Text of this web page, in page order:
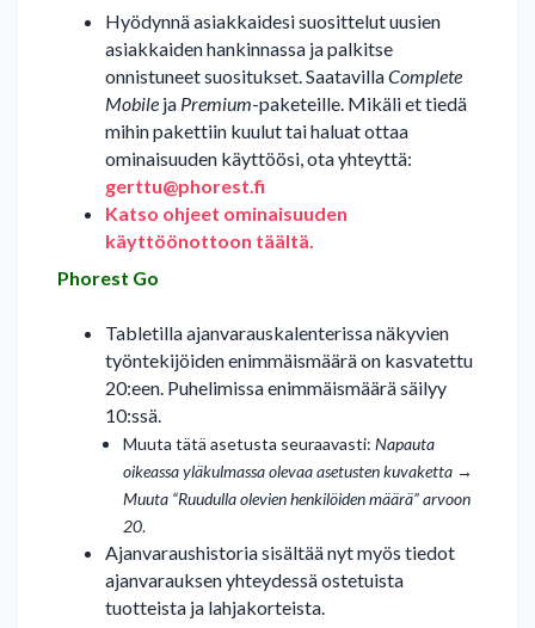
Hyödynnä asiakkaidesi suosittelut uusien
asiakkaiden hankinnassa ja palkitse
onnistuneet suositukset. SaatavillaComplete
Mobile ja Premium-paketeille. Mikäli et tiedä
mihin pakettiin kuulut tai haluat ottaa
ominaisuuden käyttöösi, ota yhteyttä:
gerttu@phorest.fi
Katso ohjeet ominaisuuden
käyttöönottoon täältä.
Phorest Go
Tabletilla ajanvarauskalenterissa näkyvien
työntekijöiden enimmäismäärä on kasvatettu
20:een. Puhelimissa enimmäismäärä säilyy
10:ssä.
Muuta tätä asetusta seuraavasti: Napauta
oikeassa yläkulmassa olevaa asetusten kuvaketta →
Muuta “Ruudulla olevien henkilöiden määrä” arvoon
20.
Ajanvaraushistoria sisältää nyt myös tiedot
ajanvarauksen yhteydessä ostetuista
tuotteista ja lahjakorteista.